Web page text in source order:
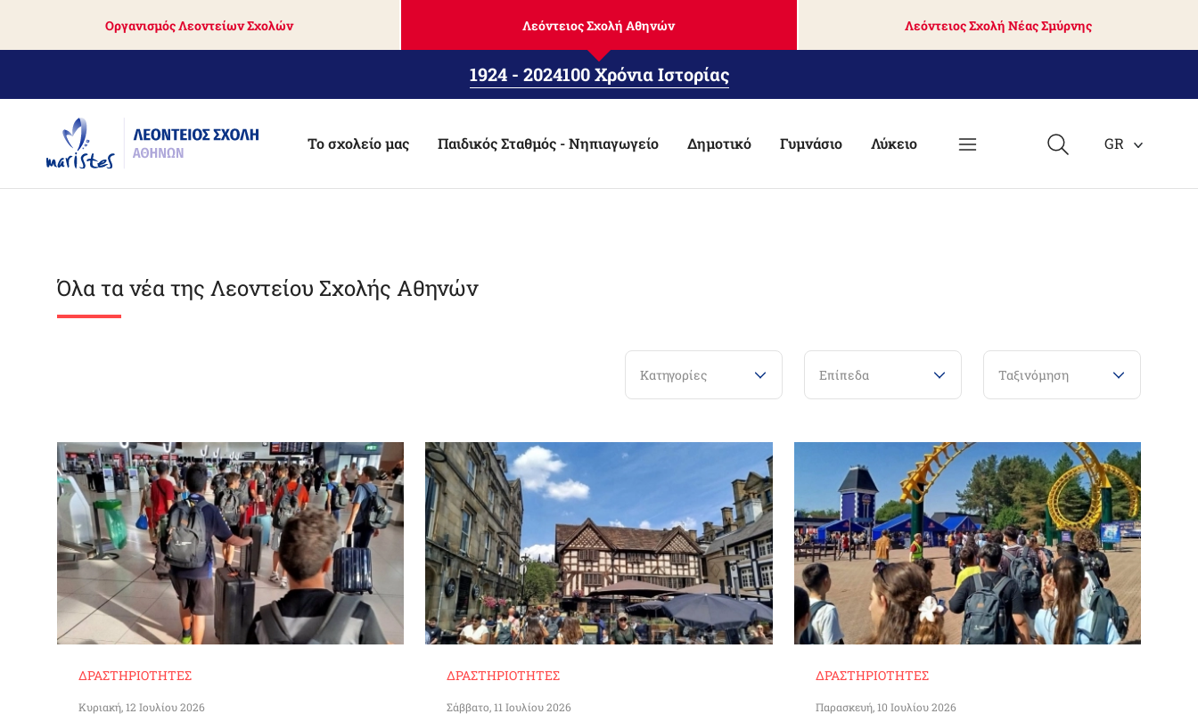
main
Οργανισμός Λεοντείων Σχολών Λεόντειος Σχολή Αθηνών Λεόντειος Σχολή Νέας Σμύρνης
1924 - 2024100 Χρόνια Ιστορίας
Το σχολείο μας Παιδικός Σταθμός - Νηπιαγωγείο Δημοτικό Γυμνάσιο Λύκειο GR
Όλα τα νέα της Λεοντείου Σχολής Αθηνών
Κατηγορίες Επίπεδα Ταξινόμηση
ΔΡΑΣΤΗΡΙΌΤΗΤΕΣ
Κυριακή, 12 Ιουλίου 2026
ΔΡΑΣΤΗΡΙΌΤΗΤΕΣ
Σάββατο, 11 Ιουλίου 2026
ΔΡΑΣΤΗΡΙΌΤΗΤΕΣ
Παρασκευή, 10 Ιουλίου 2026